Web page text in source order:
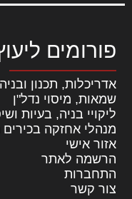
פורומים
אדריכלות, תכנון ובניה
שמאות, מיסוי נדל"ן
ליקויי בניה, בעיות
מנהלי אחזקה
אזור אישי
הרשמה לאתר
התחברות
צור קשר